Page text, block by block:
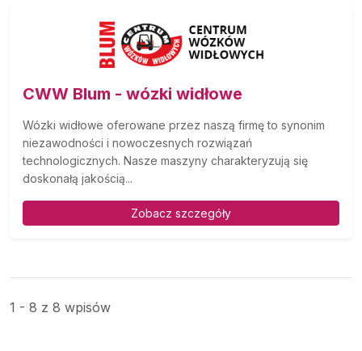
CWW Blum - wózki widłowe
Wózki widłowe oferowane przez naszą firmę to synonim
niezawodności i nowoczesnych rozwiązań
technologicznych. Nasze maszyny charakteryzują się
doskonałą jakością...
Zobacz szczegóły
1 - 8 z 8 wpisów